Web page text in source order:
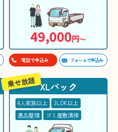
49,000円〜
電話で申込み フォームで申込み
XLパック
4人家族以上
3LDK以上
遺品整理
ゴミ屋敷清掃
乗せ放題